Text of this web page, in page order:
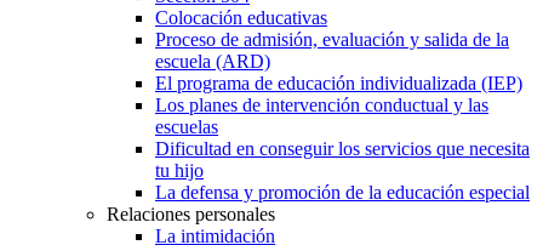
Colocación educativas
Proceso de admisión, evaluación y salida de la
escuela (ARD)
El programa de educación individualizada (IEP)
Los planes de intervención conductual y las
escuelas
Dificultad en conseguir los servicios que necesita
tu hijo
La defensa y promoción de la educación especial
Relaciones personales
La intimidación